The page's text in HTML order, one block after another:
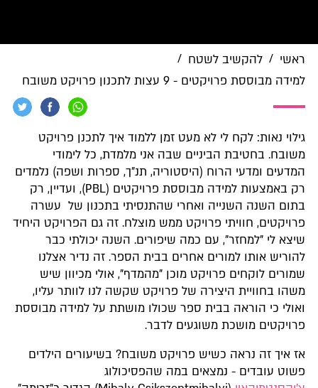
ראשי / להקשיב לשטח /
למידה מבוססת פרויקטים - 9 עצות לתכנון פרויקט משובח
גילוי נאות: לקח לי לא מעט זמן ללמוד איך לתכנן פרויקט
משובח. בחטיבת הביניים שבה אני מלמדת, כל לימודי
המדעים ומדעי הרוח (היסטוריה, תנ"ך, ספרות ושפה) נלמדים
רק באמצעות למידה מבוססת פרויקטים (PBL), ועדיין, רק
בתום השנה השנייה ואחרי שהתנסיתי בתכנון של עשרה
פרויקטים, חוויתי פרויקט ממש מוצלח. זה גם הפרויקט היחיד
שיצא לי "למחזר", עם כמה שיפורים. השנה יכולתי כבר
להוריש אותו למורים אחרים בבית הספר. זה נדיר אצלנו
שמורים לוקחים פרויקט מוכן "מהמדף", אולי מכיוון שיש
משהו בחוויית היצירה של פרויקט שקשה לנו לוותר עליו,
ואולי כי הוראה בבית ספר שכולו מושתת על למידה מבוססת
פרויקטים מושכת משוגעים לדבר.
אז איך זה נראה כשיש פרויקט משובח? בשיעורים הילדים
פשוט עובדים - נמצאים במה שהפסיכולוג